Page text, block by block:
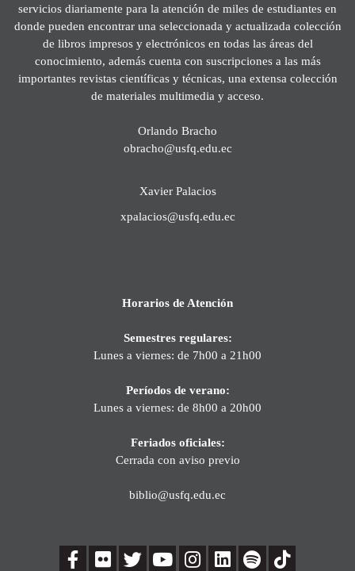
servicios diariamente para la atención de miles de estudiantes en
donde pueden encontrar una seleccionada y actualizada colección
de libros impresos y electrónicos en todas las áreas del
conocimiento, además cuenta con suscripciones a las más
importantes revistas científicas y técnicas, una extensa colección
de materiales multimedia y acceso.
Orlando Bracho
obracho@usfq.edu.ec
Xavier Palacios
xpalacios@usfq.edu.ec
Horarios de Atención
Semestres regulares:
Lunes a viernes: de 7h00 a 21h00
Períodos de verano:
Lunes a viernes: de 8h00 a 20h00
Feriados oficiales:
Cerrada con aviso previo
biblio@usfq.edu.ec